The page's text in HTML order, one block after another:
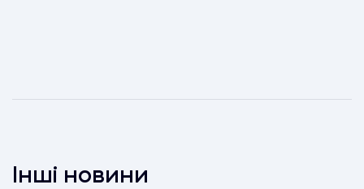
Інші новини